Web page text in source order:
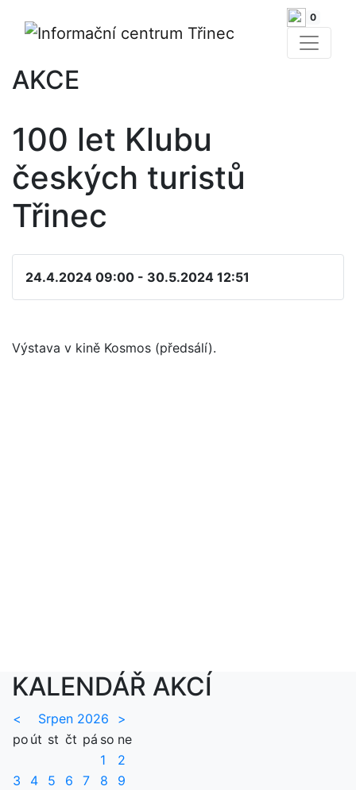
0
AKCE
100 let Klubu
českých turistů
Třinec
24.4.2024 09:00 - 30.5.2024 12:51
Výstava v kině Kosmos (předsálí).
KALENDÁŘ AKCÍ
< Srpen 2026
>
po út st čt pá so ne
1
2
3
4 5 6 7 8
9